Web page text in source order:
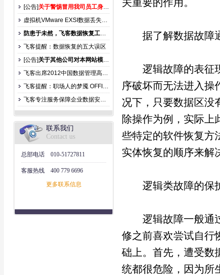
[公告]关于警惕冒用我司员工身份诈骗的声明
虚拟机VMware EXSI数据丢失后怎么恢复？
防患于未然，飞客数据恢复工程师提示您，硬盘日常使用注意事项：
飞客提醒：数据恢复的五大误区
[公告]关于其他公司对本网站模仿公告
飞客出席2012中国数据管理高峰论坛
飞客提醒：职场人的梦魇 OFFICE文件丢失
飞客专注服务保障企业数据安全防止泄露
联系我们
Contact us
总部电话 010-51727811
客服热线
400 779 6696
更多联系信息
据了解数据故障通
逻辑故障的表征现
序破坏而无法进入操
况下，只要数据区没
除操作为例，实际上
些特定的软件恢复方
实体恢复的顺序来解
逻辑类故障的保
逻辑故障一般通过
修之前喜欢尝试自行
础上。首先，遭受数
统都很危险，因为所